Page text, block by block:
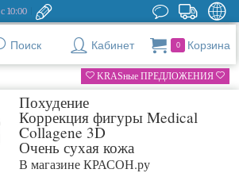
с 10:00
Поиск Кабинет 0 Корзина
KRASные ПРЕДЛОЖЕНИЯ
Похудение
Коррекция фигуры Medical
Collagene 3D
Очень сухая кожа
В магазине КРАСОН.ру